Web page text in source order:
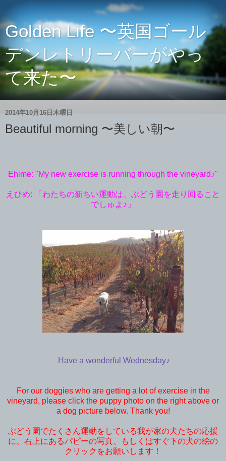
Golden Life 〜英国ゴール
デンレトリーバーがやっ
て来た〜
2014年10月16日木曜日
Beautiful morning 〜美しい朝〜
Ehime: "My new exercise is running through the vineyard♪"
えひめ: 「わたちの新ちい運動は、ぶどう園を走り回ること
でしゅよ♪」
Have a wonderful Wednesday♪
For our doggies who are getting a lot of exercise in the
vineyard, please click the puppy photo on the right above or
a dog picture below. Thank you!
ぶどう園でたくさん運動をしている我が家の犬たちの応援
に、右上にあるパピーの写真、もしくはすぐ下の犬の絵の
クリックをお願いします！